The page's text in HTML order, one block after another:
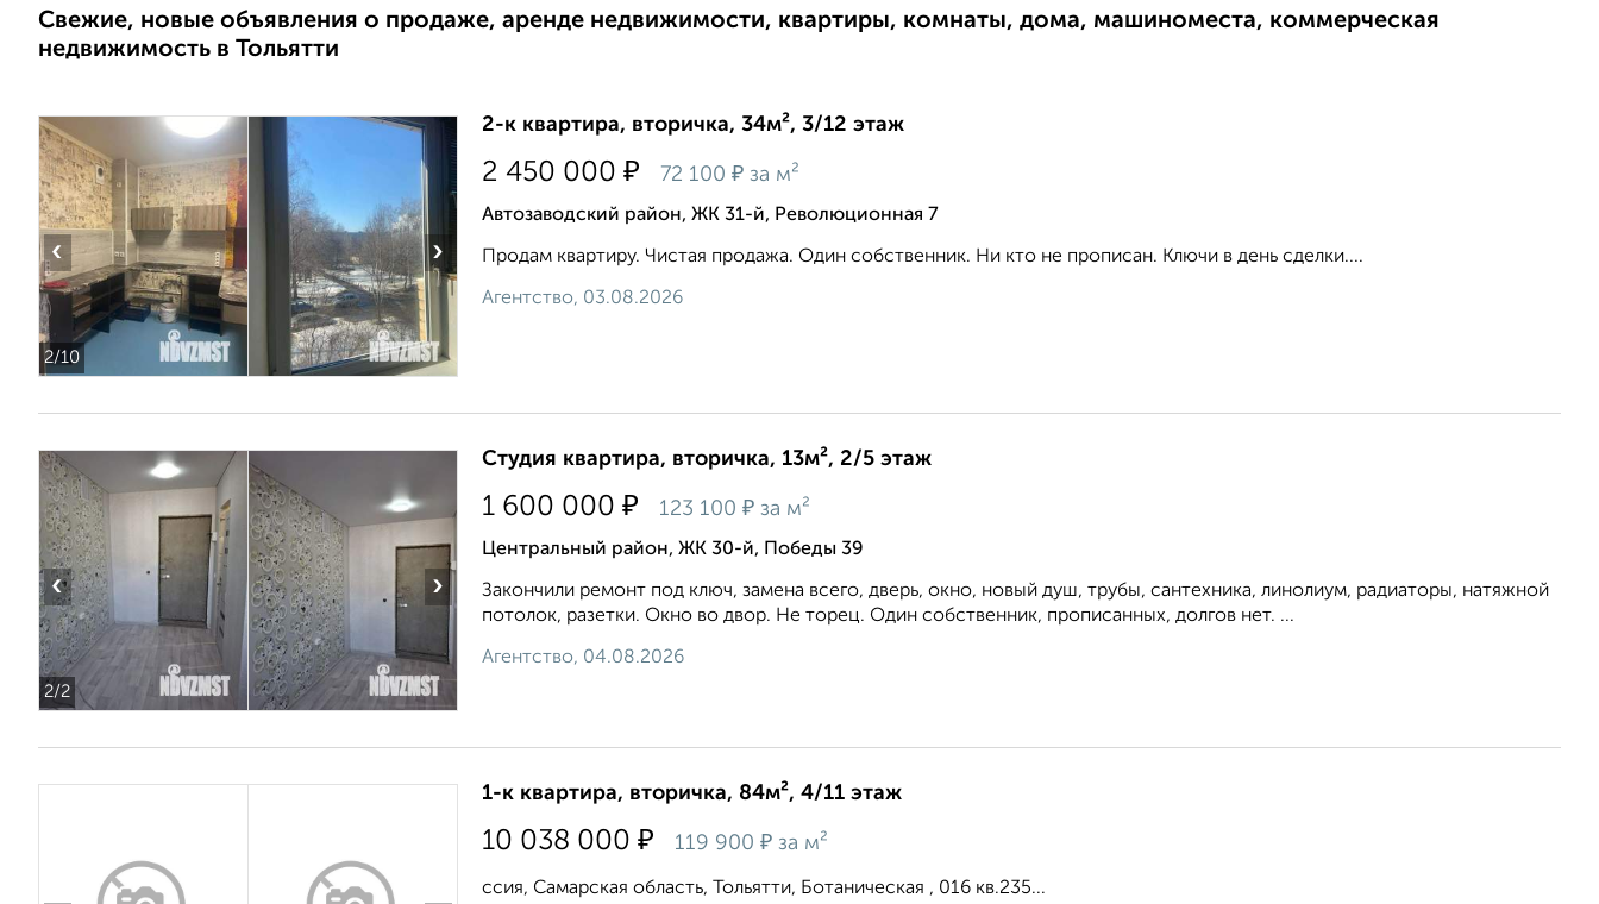
Свежие, новые объявления о продаже, аренде недвижимости, квартиры, комнаты, дома, машиноместа, коммерческая
недвижимость в Тольятти
2/10
‹ ›
2-к квартира, вторичка, 34м², 3/12 этаж
2 450 000 ₽ 72 100 ₽ за м²
Автозаводский район, ЖК 31-й, Революционная 7
Продам квартиру. Чистая продажа. Один собственник. Ни кто не прописан. Ключи в день сделки....
Агентство, 03.08.2026
2/2
‹ ›
Студия квартира, вторичка, 13м², 2/5 этаж
1 600 000 ₽ 123 100 ₽ за м²
Центральный район, ЖК 30-й, Победы 39
Закончили ремонт под ключ, замена всего, дверь, окно, новый душ, трубы, сантехника, линолиум, радиаторы, натяжной
потолок, разетки. Окно во двор. Не торец. Один собственник, прописанных, долгов нет. ...
Агентство, 04.08.2026
1-к квартира, вторичка, 84м², 4/11 этаж
10 038 000 ₽ 119 900 ₽ за м²
ссия, Самарская область, Тольятти, Ботаническая , 016 кв.235...